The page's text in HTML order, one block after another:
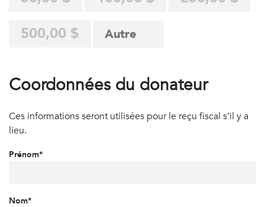
500,00 $
Coordonnées du donateur
Ces informations seront utilisées pour le reçu fiscal s’il y a
lieu.
Prénom*
Nom*